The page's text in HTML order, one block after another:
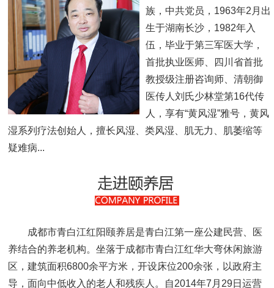
族，中共党员，1963年2月出
生于湖南长沙，1982年入
伍，毕业于第三军医大学，
首批执业医师、四川省首批
教授级注册咨询师、清朝御
医传人刘氏少林堂第16代传
人，享有“黄风湿”雅号，黄风
湿系列疗法创始人，擅长风湿、类风湿、肌无力、肌萎缩等
疑难病...
成都市青白江红阳颐养居是青白江第一座公建民营、医
养结合的养老机构。坐落于成都市青白江红华大弯休闲旅游
区，建筑面积6800余平方米，开设床位200余张，以政府主
导，面向中低收入的老人和残疾人。自2014年7月29日运营
联系我们